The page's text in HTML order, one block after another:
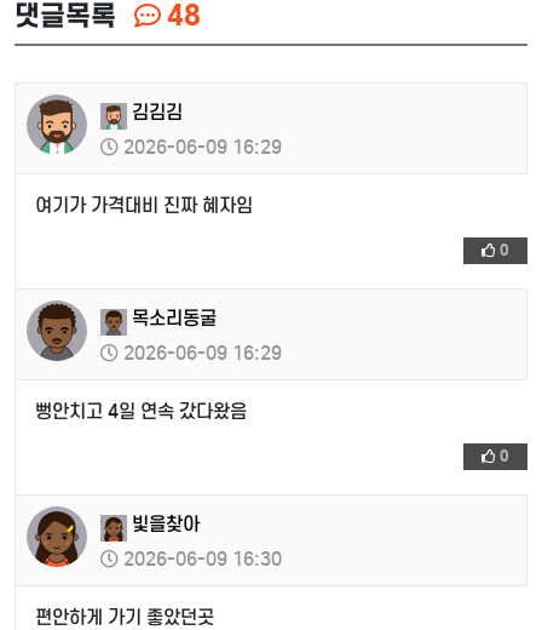
댓글목록 48
김김김
2026-06-09 16:29
여기가 가격대비 진짜 혜자임
0
목소리동굴
2026-06-09 16:29
뻥안치고 4일 연속 갔다왔음
0
빛을찾아
2026-06-09 16:30
편안하게 가기 좋았던곳